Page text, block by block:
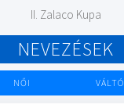
II. Zalaco Kupa
NEVEZÉSEK
NŐI VÁLTÓ